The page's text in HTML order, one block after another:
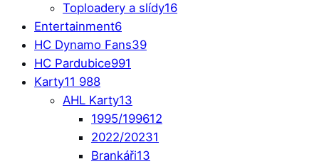
Toploadery a slídy16
Entertainment6
HC Dynamo Fans39
HC Pardubice991
Karty11 988
AHL Karty13
1995/199612
2022/20231
Brankáři13